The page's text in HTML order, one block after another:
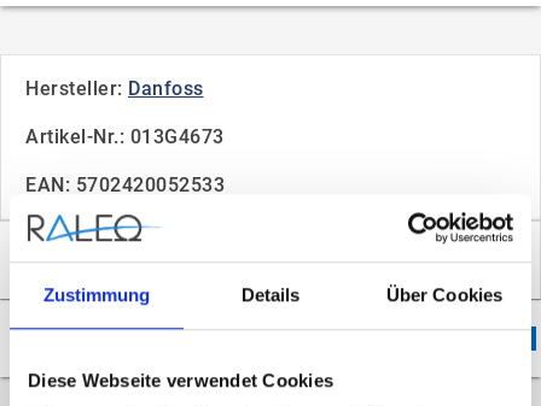
Zustimmung Details Über Cookies
Diese Webseite verwendet Cookies
Hersteller: Danfoss
Artikel-Nr.: 013G4673
EAN: 5702420052533
Überblick